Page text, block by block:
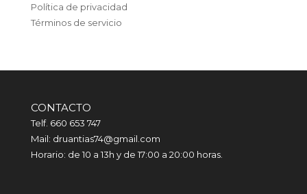
Política de privacidad
Términos de servicio
CONTACTO
Telf. 660 653 747
Mail: druantias74@gmail.com
Horario: de 10 a 13h y de 17:00 a 20:00 horas.